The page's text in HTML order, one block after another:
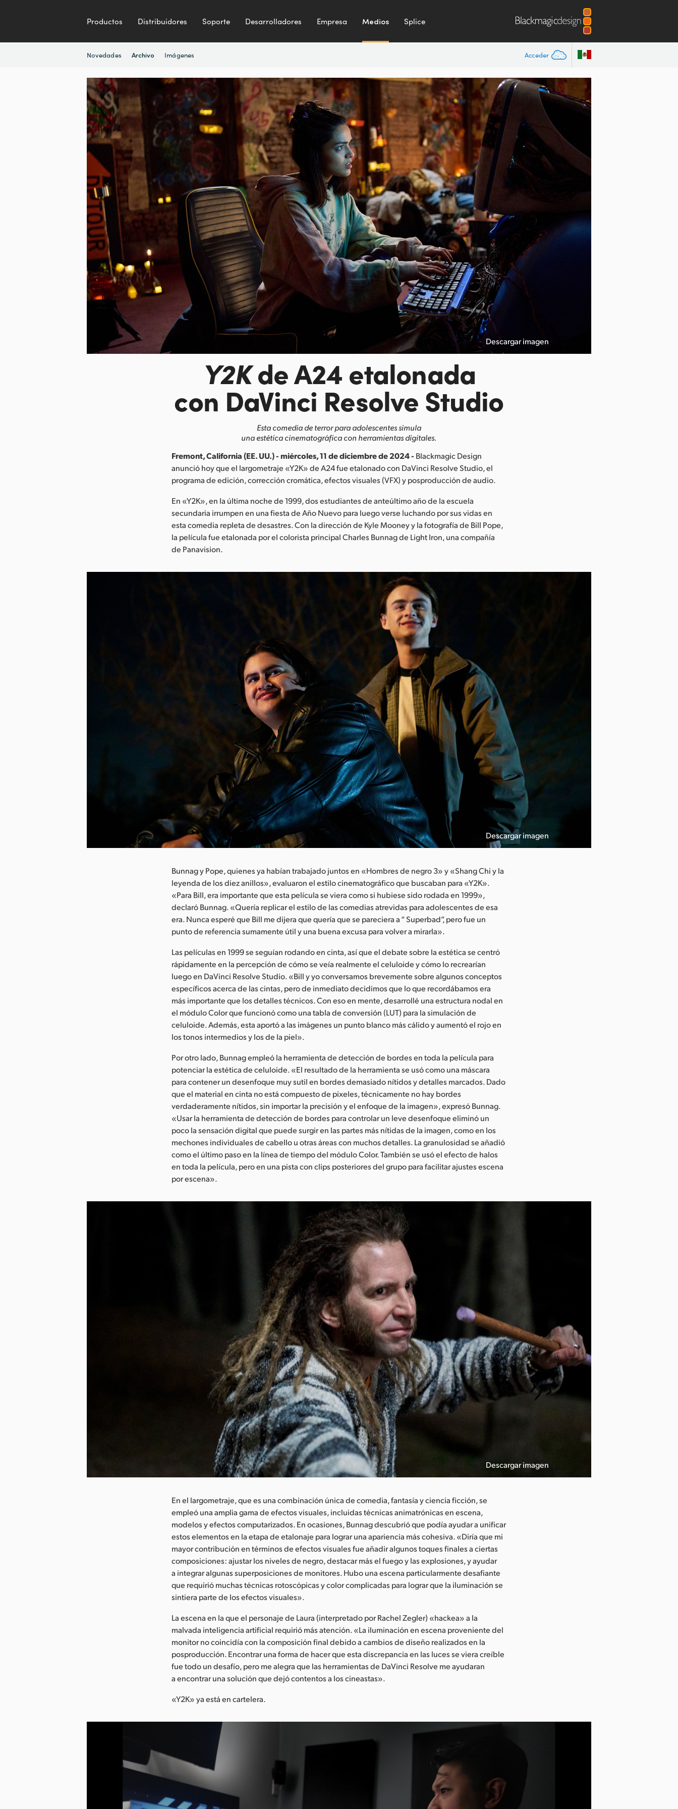
Productos Distribuidores Soporte Desarrolladores Empresa Medios Splice
Acceder
Novedades Archivo Imágenes
Descargar imagen
Y2Kde A24 etalonada
con DaVinci Resolve Studio
Esta comedia de terror para adolescentes simula
una estética cinematográfica con herramientas digitales.
Fremont, California (EE. UU.) - miércoles, 11 de diciembre de 2024 - Blackmagic Design
anunció hoy que el largometraje «Y2K» de A24 fue etalonado con DaVinci Resolve Studio, el
programa de edición, corrección cromática, efectos visuales (VFX) y posproducción de audio.
En «Y2K», en la última noche de 1999, dos estudiantes de anteúltimo año de la escuela
secundaria irrumpen en una fiesta de Año Nuevo para luego verse luchando por sus vidas en
esta comedia repleta de desastres. Con la dirección de Kyle Mooney y la fotografía de Bill Pope,
la película fue etalonada por el colorista principal Charles Bunnag de Light Iron, una compañía
de Panavision.
Descargar imagen
Bunnag y Pope, quienes ya habían trabajado juntos en «Hombres de negro 3» y «Shang Chi y la
leyenda de los diez anillos», evaluaron el estilo cinematográfico que buscaban para «Y2K».
«Para Bill, era importante que esta película se viera como si hubiese sido rodada en 1999»,
declaró Bunnag. «Quería replicar el estilo de las comedias atrevidas para adolescentes de esa
era. Nunca esperé que Bill me dijera que quería que se pareciera a “ Superbad”, pero fue un
punto de referencia sumamente útil y una buena excusa para volver a mirarla».
Las películas en 1999 se seguían rodando en cinta, así que el debate sobre la estética se centró
rápidamente en la percepción de cómo se veía realmente el celuloide y cómo lo recrearían
luego en DaVinci Resolve Studio. «Bill y yo conversamos brevemente sobre algunos conceptos
específicos acerca de las cintas, pero de inmediato decidimos que lo que recordábamos era
más importante que los detalles técnicos. Con eso en mente, desarrollé una estructura nodal en
el módulo Color que funcionó como una tabla de conversión (LUT) para la simulación de
celuloide. Además, esta aportó a las imágenes un punto blanco más cálido y aumentó el rojo en
los tonos intermedios y los de la piel».
Por otro lado, Bunnag empleó la herramienta de detección de bordes en toda la película para
potenciar la estética de celuloide. «El resultado de la herramienta se usó como una máscara
para contener un desenfoque muy sutil en bordes demasiado nítidos y detalles marcados. Dado
que el material en cinta no está compuesto de pixeles, técnicamente no hay bordes
verdaderamente nítidos, sin importar la precisión y el enfoque de la imagen», expresó Bunnag.
«Usar la herramienta de detección de bordes para controlar un leve desenfoque eliminó un
poco la sensación digital que puede surgir en las partes más nítidas de la imagen, como en los
mechones individuales de cabello u otras áreas con muchos detalles. La granulosidad se añadió
como el último paso en la línea de tiempo del módulo Color. También se usó el efecto de halos
en toda la película, pero en una pista con clips posteriores del grupo para facilitar ajustes escena
por escena».
Descargar imagen
En el largometraje, que es una combinación única de comedia, fantasía y ciencia ficción, se
empleó una amplia gama de efectos visuales, incluidas técnicas animatrónicas en escena,
modelos y efectos computarizados. En ocasiones, Bunnag descubrió que podía ayudar a unificar
estos elementos en la etapa de etalonaje para lograr una apariencia más cohesiva. «Diría que mi
mayor contribución en términos de efectos visuales fue añadir algunos toques finales a ciertas
composiciones: ajustar los niveles de negro, destacar más el fuego y las explosiones, y ayudar
a integrar algunas superposiciones de monitores. Hubo una escena particularmente desafiante
que requirió muchas técnicas rotoscópicas y color complicadas para lograr que la iluminación se
sintiera parte de los efectos visuales».
La escena en la que el personaje de Laura (interpretado por Rachel Zegler) «hackea» a la
malvada inteligencia artificial requirió más atención. «La iluminación en escena proveniente del
monitor no coincidía con la composición final debido a cambios de diseño realizados en la
posproducción. Encontrar una forma de hacer que esta discrepancia en las luces se viera creíble
fue todo un desafío, pero me alegra que las herramientas de DaVinci Resolve me ayudaran
a encontrar una solución que dejó contentos a los cineastas».
«Y2K» ya está en cartelera.